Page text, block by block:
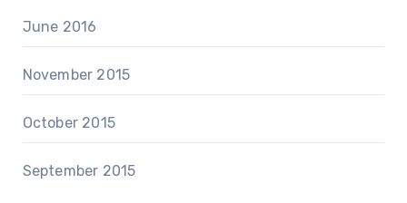
June 2016
November 2015
October 2015
September 2015